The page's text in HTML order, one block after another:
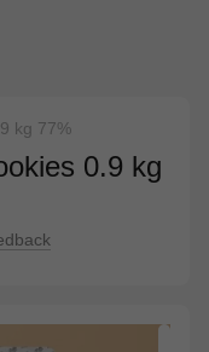
kg 77%
0.9 kg